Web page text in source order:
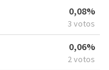
0,08%
3 votos
0,06%
2 votos